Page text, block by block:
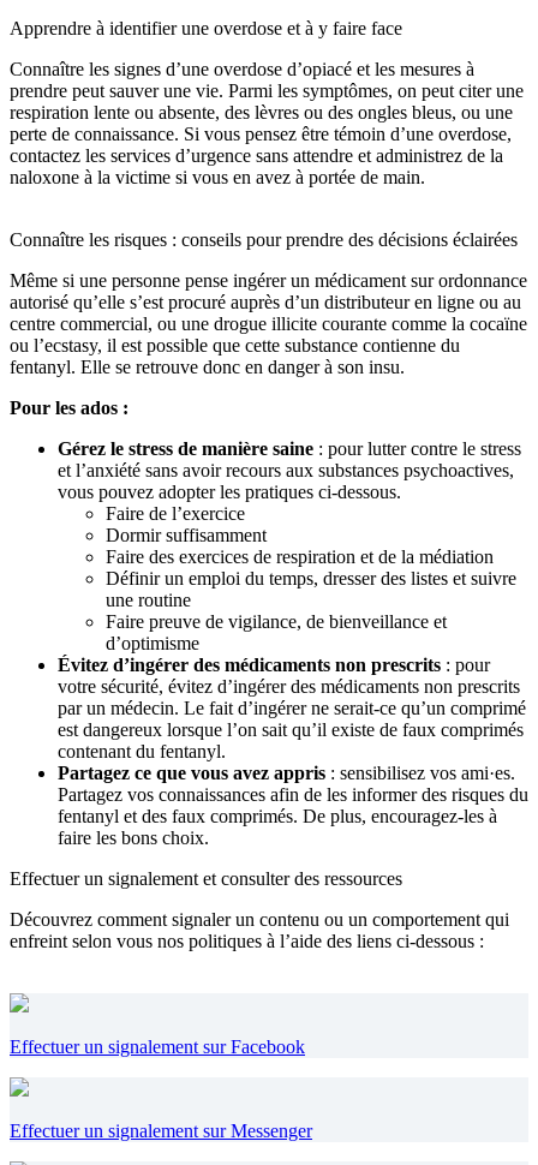
Apprendre à identifier une overdose et à y faire face
Connaître les signes d’une overdose d’opiacé et les mesures à
prendre peut sauver une vie. Parmi les symptômes, on peut citer une
respiration lente ou absente, des lèvres ou des ongles bleus, ou une
perte de connaissance. Si vous pensez être témoin d’une overdose,
contactez les services d’urgence sans attendre et administrez de la
naloxone à la victime si vous en avez à portée de main.
Connaître les risques : conseils pour prendre des décisions éclairées
Même si une personne pense ingérer un médicament sur ordonnance
autorisé qu’elle s’est procuré auprès d’un distributeur en ligne ou au
centre commercial, ou une drogue illicite courante comme la cocaïne
ou l’ecstasy, il est possible que cette substance contienne du
fentanyl. Elle se retrouve donc en danger à son insu.
Pour les ados :
Gérez le stress de manière saine : pour lutter contre le stress
et l’anxiété sans avoir recours aux substances psychoactives,
vous pouvez adopter les pratiques ci-dessous.
Faire de l’exercice
Dormir suffisamment
Faire des exercices de respiration et de la médiation
Définir un emploi du temps, dresser des listes et suivre
une routine
Faire preuve de vigilance, de bienveillance et
d’optimisme
Évitez d’ingérer des médicaments non prescrits : pour
votre sécurité, évitez d’ingérer des médicaments non prescrits
par un médecin. Le fait d’ingérer ne serait-ce qu’un comprimé
est dangereux lorsque l’on sait qu’il existe de faux comprimés
contenant du fentanyl.
Partagez ce que vous avez appris : sensibilisez vos ami·es.
Partagez vos connaissances afin de les informer des risques du
fentanyl et des faux comprimés. De plus, encouragez-les à
faire les bons choix.
Effectuer un signalement et consulter des ressources
Découvrez comment signaler un contenu ou un comportement qui
enfreint selon vous nos politiques à l’aide des liens ci-dessous :
Effectuer un signalement sur Facebook
Effectuer un signalement sur Messenger